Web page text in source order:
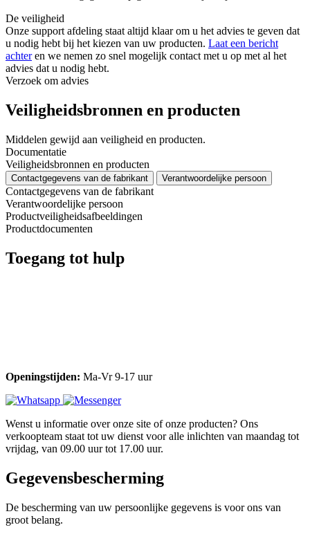
De veiligheid
Onze support afdeling staat altijd klaar om u het advies te geven dat
u nodig hebt bij het kiezen van uw producten. Laat een bericht
achteren we nemen zo snel mogelijk contact met u op met al het
advies dat u nodig hebt.
Verzoek om advies
Veiligheidsbronnen en producten
Middelen gewijd aan veiligheid en producten.
Documentatie
Veiligheidsbronnen en producten
Contactgegevens van de fabrikant Verantwoordelijke persoon
Contactgegevens van de fabrikant
Verantwoordelijke persoon
Productveiligheidsafbeeldingen
Productdocumenten
Toegang tot hulp
Openingstijden: Ma-Vr 9-17 uur
Wenst u informatie over onze site of onze producten? Ons
verkoopteam staat tot uw dienst voor alle inlichten van maandag tot
vrijdag, van 09.00 uur tot 17.00 uur.
Gegevensbescherming
De bescherming van uw persoonlijke gegevens is voor ons van
groot belang.